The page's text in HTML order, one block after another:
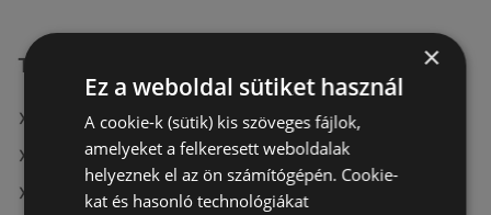
További linkek
A(z) Reál ajánlatai
A(z) ALDI ajánlatai
A(z) Auchan ajánlatai
×
Ez a weboldal sütiket használ
A cookie-k (sütik) kis szöveges fájlok,
amelyeket a felkeresett weboldalak
helyeznek el az ön számítógépén. Cookie-
kat és hasonló technológiákat